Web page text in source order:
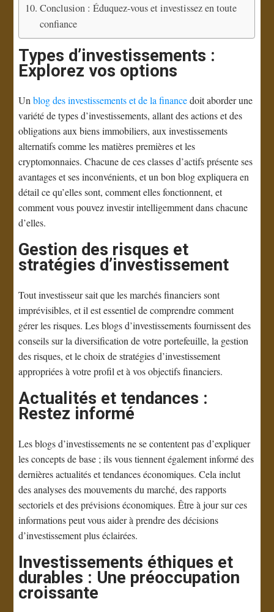
Conclusion : Éduquez-vous et investissez en toute
confiance
Types d’investissements :
Explorez vos options
Unblog des investissements et de la financedoit aborder une
variété de types d’investissements, allant des actions et des
obligations aux biens immobiliers, aux investissements
alternatifs comme les matières premières et les
cryptomonnaies. Chacune de ces classes d’actifs présente ses
avantages et ses inconvénients, et un bon blog expliquera en
détail ce qu’elles sont, comment elles fonctionnent, et
comment vous pouvez investir intelligemment dans chacune
d’elles.
Gestion des risques et
stratégies d’investissement
Tout investisseur sait que les marchés financiers sont
imprévisibles, et il est essentiel de comprendre comment
gérer les risques. Les blogs d’investissements fournissent des
conseils sur la diversification de votre portefeuille, la gestion
des risques, et le choix de stratégies d’investissement
appropriées à votre profil et à vos objectifs financiers.
Actualités et tendances :
Restez informé
Les blogs d’investissements ne se contentent pas d’expliquer
les concepts de base ; ils vous tiennent également informé des
dernières actualités et tendances économiques. Cela inclut
des analyses des mouvements du marché, des rapports
sectoriels et des prévisions économiques. Être à jour sur ces
informations peut vous aider à prendre des décisions
d’investissement plus éclairées.
Investissements éthiques et
durables : Une préoccupation
croissante